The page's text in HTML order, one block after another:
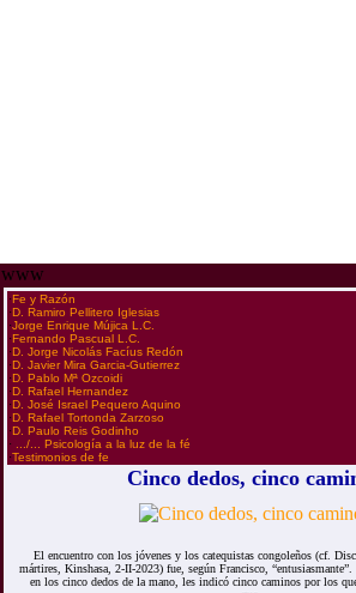
www
·Fe y Razón
·D. Ramiro Pellitero Iglesias
·Jorge Enrique Mújica L.C.
·Fernando Pascual L.C.
·D. Jorge Nicolás Facíus Redón
·D. Javier Mira Garcia-Gutierrez
·D. Pablo Mª Ozcoidi
·D. Rafael Hernandez
·D. José Israel Pequero Aquino
·D. Rafael Tortonda Zarzoso
·D. Paulo Reis Godinho
· .../... Psicología a la luz de la fé
·Testimonios de fe
Cinco dedos, cinco
El encuentro con los jóvenes y los catequistas congoleños (cf.
mártires, Kinshasa, 2-II-2023) fue, según Francisco, “entusiasmante”.
en los cinco dedos de la mano, les indicó cinco caminos por los